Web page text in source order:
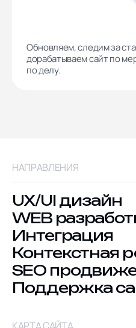
Обновляем, следим за
дорабатываем сайт по
по делу.
НАПРАВЛЕНИЯ
UX/UI дизайн
WEB
Интеграция
Контекстная
SEO
Поддержка